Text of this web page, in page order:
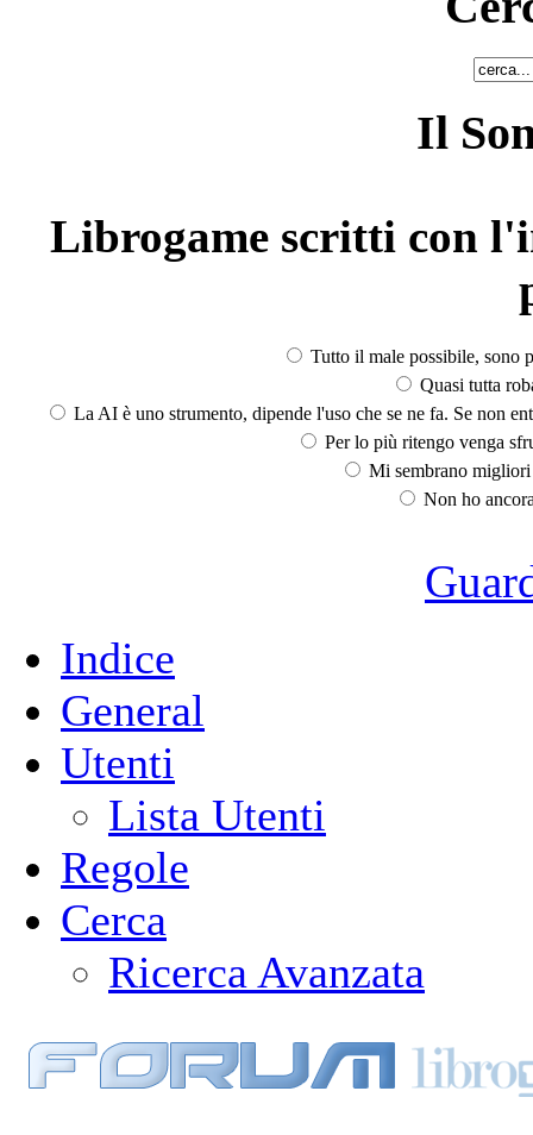
Il
Librogame scritti con
Tutto il male possibile, sono
Quasi tutta
La AI è uno strumento, dipende l'uso che se ne fa. Se non
Per lo più ritengo venga
Mi sembrano
Non ho
Indice
General
Utenti
Lista Utenti
Regole
Cerca
Ricerca Avanzata